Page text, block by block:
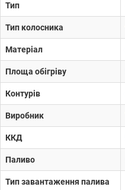
Тип
Тип колосника
Матеріал
Площа обігріву
Контурів
Виробник
ККД
Паливо
Тип завантаження палива